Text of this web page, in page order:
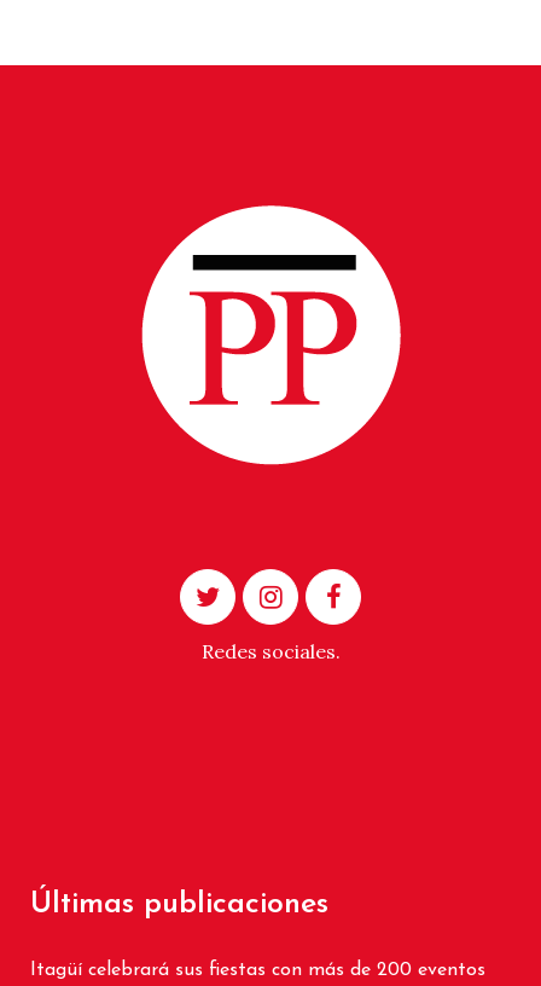
Redes sociales.
Últimas publicaciones
Itagüí celebrará sus fiestas con más de 200 eventos